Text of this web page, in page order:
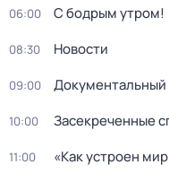
06:00 С бодрым утром!
08:30 Новости
09:00 Документальный
10:00 Заceкpeченные
11:00 «Как устроен